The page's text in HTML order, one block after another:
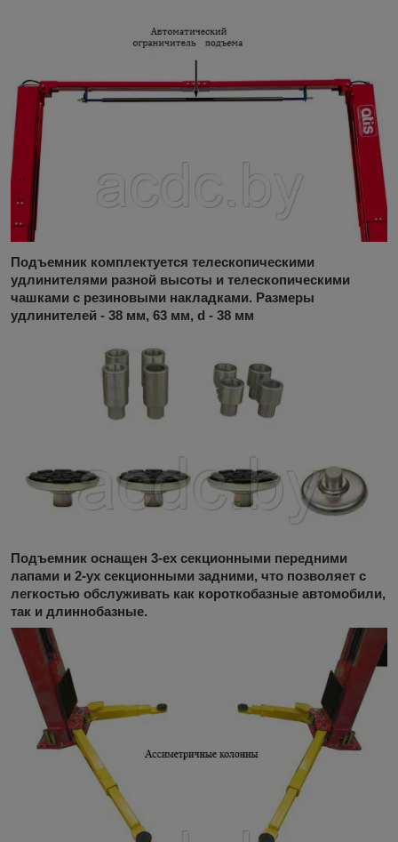
Подъемник комплектуется телескопическими
удлинителями разной высоты и телескопическими
чашками с резиновыми накладками. Размеры
удлинителей - 38 мм, 63 мм, d - 38 мм
Подъемник оснащен 3-ех секционными передними
лапами и 2-ух секционными задними, что позволяет с
легкостью обслуживать как короткобазные автомобили,
так и длиннобазные.